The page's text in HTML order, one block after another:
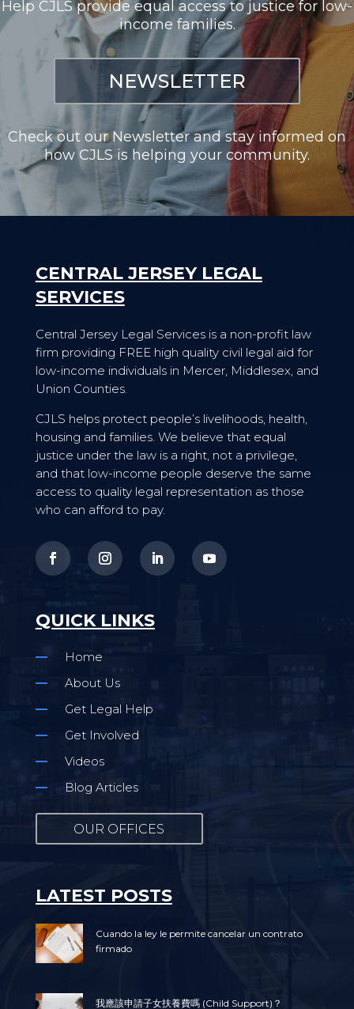
Help CJLS provide equal access to justice for low-
income families.
NEWSLETTER
Check out our Newsletter and stay informed on
how CJLS is helping your community.
CENTRAL JERSEY LEGAL
SERVICES
Central Jersey Legal Services is a non-profit law
firm providing FREE high quality civil legal aid for
low-income individuals in Mercer, Middlesex, and
Union Counties.
CJLS helps protect people’s livelihoods, health,
housing and families. We believe that equal
justice under the law is a right, not a privilege,
and that low-income people deserve the same
access to quality legal representation as those
who can afford to pay.
QUICK LINKS
Home
About Us
Get Legal Help
Get Involved
Videos
Blog Articles
OUR OFFICES
LATEST POSTS
Cuando la ley le permite cancelar un contrato
firmado
我應該申請子女扶養費嗎 (Child Support)？